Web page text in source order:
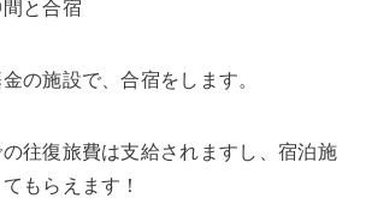
と合宿
の施設で、合宿をします。
往復旅費は支給されますし、宿泊施
もらえます！